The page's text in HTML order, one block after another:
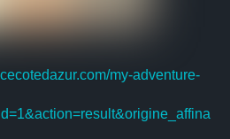
my-adventure-